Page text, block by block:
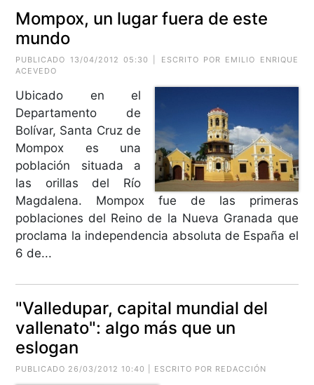
Mompox, un lugar fuera de este
mundo
PUBLICADO 13/04/2012 05:30 | ESCRITO POR EMILIO ENRIQUE
ACEVEDO
Ubicado en el
Departamento de
Bolívar, Santa Cruz de
Mompox es una
población situada a
las orillas del Río
Magdalena. Mompox fue de las primeras
poblaciones del Reino de la Nueva Granada que
proclama la independencia absoluta de España el
6 de...
"Valledupar, capital mundial del
vallenato": algo más que un
eslogan
PUBLICADO 26/03/2012 10:40 | ESCRITO POR REDACCIÓN